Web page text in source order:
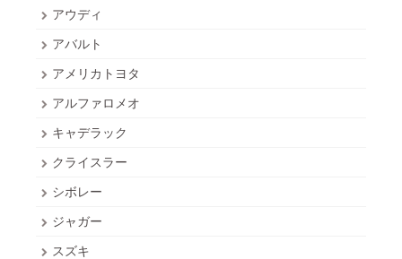
アウディ
アバルト
アメリカトヨタ
アルファロメオ
キャデラック
クライスラー
シボレー
ジャガー
スズキ